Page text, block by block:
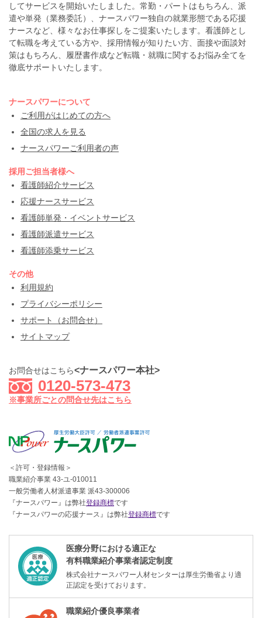
してサービスを開始いたしました。常勤・パートはもちろん、派
遣や単発（業務委託）、ナースパワー独自の就業形態である応援
ナースなど、様々なお仕事探しをご提案いたします。看護師とし
て転職を考えている方や、採用情報が知りたい方、面接や面談対
策はもちろん、履歴書作成など転職・就職に関するお悩み全てを
徹底サポートいたします。
ナースパワーについて
ご利用がはじめての方へ
全国の求人を見る
ナースパワーご利用者の声
採用ご担当者様へ
看護師紹介サービス
応援ナースサービス
看護師単発・イベントサービス
看護師派遣サービス
看護師添乗サービス
その他
利用規約
プライバシーポリシー
サポート（お問合せ）
サイトマップ
お問合せはこちら<ナースパワー本社>
0120-573-473
※事業所ごとの問合せ先はこちら
＜許可・登録情報＞
職業紹介事業 43-ユ-010011
一般労働者人材派遣事業 派43-300006
『ナースパワー』は弊社登録商標です
『ナースパワーの応援ナース』は弊社登録商標です
医療分野における適正な
有料職業紹介事業者認定制度
株式会社ナースパワー人材センターは厚生労働省より適
正認定を受けております。
職業紹介優良事業者